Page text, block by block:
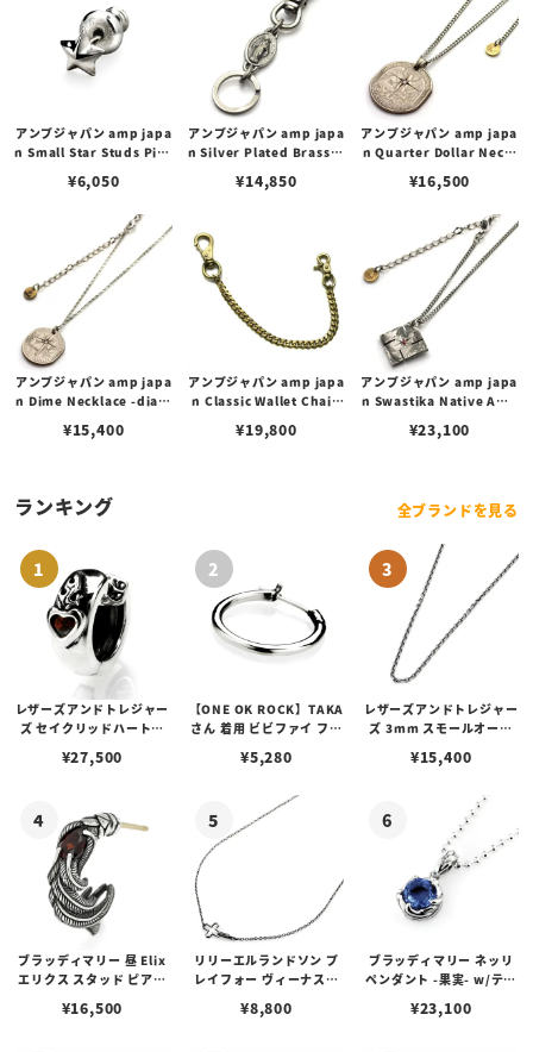
アンプジャパン amp japa
n Small Star Studs Pier
ズ ピアス
¥6,050
アンプジャパン amp japa
n Silver Plated Brass M
マリー メダル キーホルダ
¥14,850
アンプジャパン amp japa
n Quarter Dollar Neckl
ーダラーネックレス ダイヤ
¥16,500
アンプジャパン amp japa
n Dime Necklace -diam
イヤモンド
¥15,400
アンプジャパン amp japa
n Classic Wallet Chain
トチェーン
¥19,800
アンプジャパン amp japa
n Swastika Native Ame
uby- スワスティカ ネイテ
¥23,100
ランキング 全ブランドを見る
レザーズアンドトレジャー
ズ セイクリッドハートピ
¥27,500
【ONE OK ROCK】TAKA
さん 着用 ビビファイ フー
¥5,280
レザーズアンドトレジャー
ズ 3mm スモールオーバ
ブスタークラスプ＆LTロ
¥15,400
ブラッディマリー 昼 Elix
エリクス スタッド ピアス
¥16,500
リリーエルランドソン プ
レイフォー ヴィーナスチ
¥8,800
ブラッディマリー ネッリ
ペンダント -果実- w/ティ
¥23,100